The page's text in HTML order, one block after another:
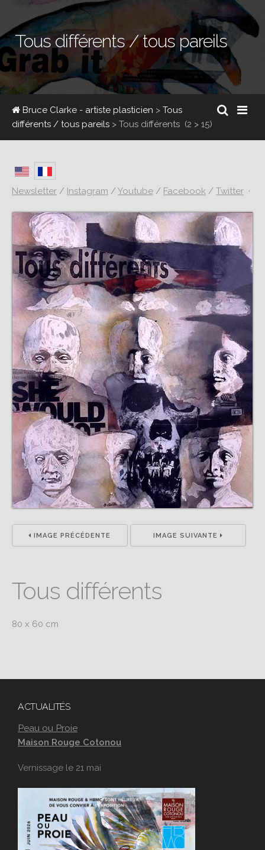
Tous différents / tous pareils
Bruce Clarke - artiste plasticien > Tous
différents / tous pareils > Tous différents (2 > 15)
Newsletter / Instagram /Youtube / Facebook / Twitter ·
IMAGE PRÉCÉDENTE IMAGE SUIVANTE
Tous différents
80 x 60 cm
ACTUALITÉS
Peau ou Proie
Maison Rouge Cotonou
Vernissage le 21 mai